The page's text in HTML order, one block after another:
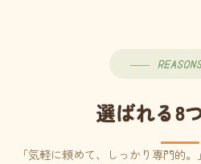
選ばれる8
「気軽に頼めて、しっかり専門的